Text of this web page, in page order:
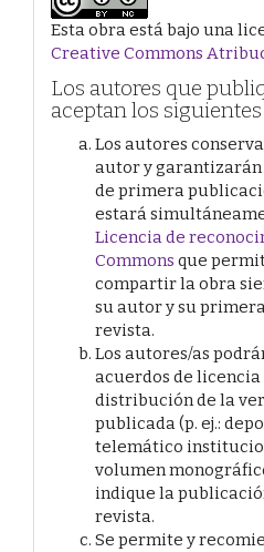
Esta obra está bajo una
Creative Commons
Los autores que
aceptan los
Los autores
autor y
de primera
estará
Licencia de
Commons que
compartir la obra
su autor y su
revista.
Los autores/as
acuerdos de licencia
distribución de la
publicada (p. ej.:
telemático
volumen
indique la
revista.
Se permite y